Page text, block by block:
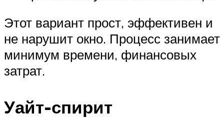
Этот вариант прост, эффективен и
не нарушит окно. Процесс занимает
минимум времени, финансовых
затрат.
Уайт-спирит